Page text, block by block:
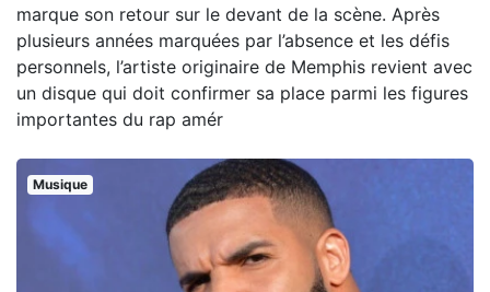
marque son retour sur le devant de la scène. Après
plusieurs années marquées par l’absence et les défis
personnels, l’artiste originaire de Memphis revient avec
un disque qui doit confirmer sa place parmi les figures
importantes du rap amér
Musique